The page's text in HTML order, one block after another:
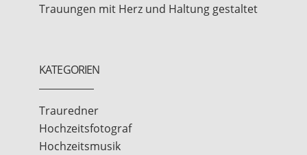
Trauungen mit Herz und Haltung gestaltet
KATEGORIEN
Trauredner
Hochzeitsfotograf
Hochzeitsmusik